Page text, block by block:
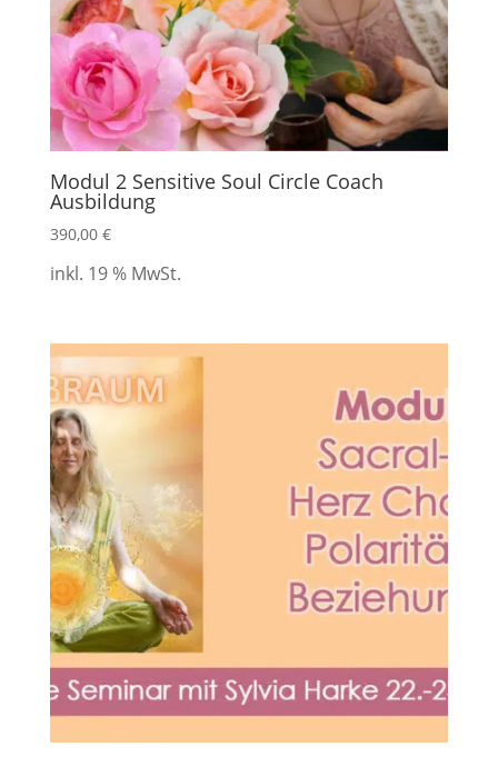
Modul 2 Sensitive Soul Circle Coach
Ausbildung
390,00 €
inkl. 19 % MwSt.